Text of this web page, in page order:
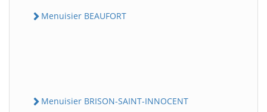
Menuisier BEAUFORT
Menuisier BRISON-SAINT-INNOCENT